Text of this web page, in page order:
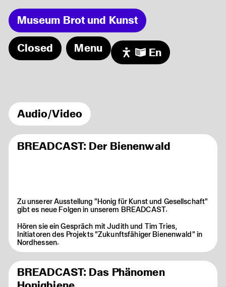
Museum Brot und Kunst
Closed
07.08 Freier Freitag!
07.08 MUSEUMSCAFE geöffnet!
09.08 Sonntagsführung in der Dauerausstellung
11.08 Blüh auf Dein Herz
Menu
Exhibitions
Audio/Video
Visit
Friends
En
Audio/Video
BREADCAST: Der Bienenwald
Zu unserer Ausstellung "Honig für Kunst und Gesellschaft"
gibt es neue Folgen in unserem BREADCAST.
Hören sie ein Gespräch mit Judith und Tim Tries,
Initiatoren des Projekts "Zukunftsfähiger Bienenwald" in
Nordhessen.
BREADCAST: Das Phänomen